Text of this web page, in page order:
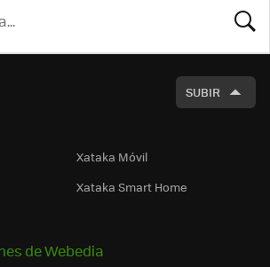
SUBIR
Xataka Móvil
Xataka Smart Home
de Webedia